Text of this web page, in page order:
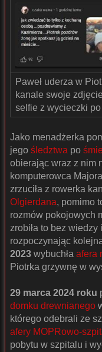
Paweł uderza w
kanale swoje
selfie z wycieczki
Jako menadżerka
jego śledztwa po
obierając wraz z nim
komputerowca
zrzuciła z rowerka
Olgierdana, pomimo
rozmów pokojowych
zrobiła to bez
rozpoczynając
2023 wybuchła afera
Piotrka grzywnę w
29 marca 2024 roku
domku drewnianego
którego odebrali ze
afery MOPRowo-
pobytu w szpitalu i